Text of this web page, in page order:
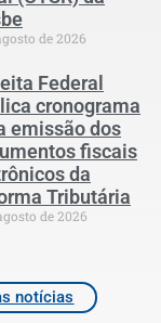
de 2026
Federal
cronograma
emissão dos
fiscais
da
Tributária
de 2026
notícias